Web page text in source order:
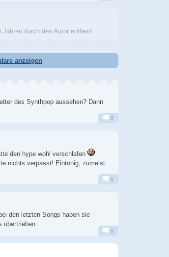
Jahren durch den Autor entfernt.
anzeigen
des Synthpop aussehen? Dann
0
den hype wohl verschlafen
nichts verpasst! Eintönig, zumeist
0
den letzten Songs haben sie
übertrieben.
Alarm Antworten
0